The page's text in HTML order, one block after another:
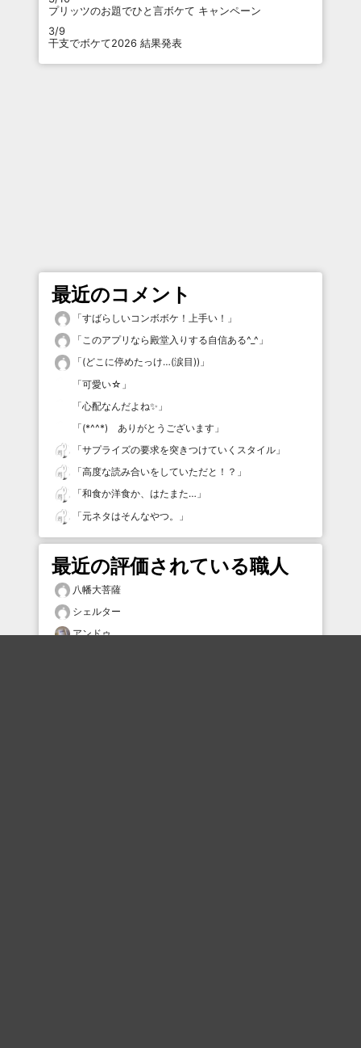
プリッツのお題でひと言ボケて キャンペーン
3/9
干支でボケて2026 結果発表
最近のコメント
「すばらしいコンボボケ！上手い！ 」
「このアプリなら殿堂入りする自信ある^_^ 」
「(どこに停めたっけ…(涙目)) 」
「可愛い☆ 」
「心配なんだよね✨ 」
「(*^^*) ありがとうございます 」
「サプライズの要求を突きつけていくスタイル 」
「高度な読み合いをしていただと！？ 」
「和食か洋食か、はたまた… 」
「元ネタはそんなやつ。 」
最近の評価されている職人
八幡大菩薩
シェルター
アンドゥ